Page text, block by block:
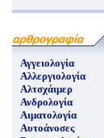
Αγγειολογία
Αλλεργιολογία
Αλτσχάιμερ
Ανδρολογία
Αιματολογία
Αυτοάνοσες